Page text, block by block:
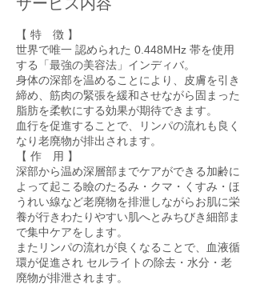
0
【 特 徴 】
世界で唯一 認められた 0.448MHz 帯を使用
する「最強の美容法」インディバ。
身体の深部を温めることにより、皮膚を引き
締め、筋肉の緊張を緩和させながら固まった
脂肪を柔軟にする効果が期待できます。
血行を促進することで、リンパの流れも良く
なり老廃物が排出されます。
【 作 用 】
深部から温め深層部までケアができる加齢に
よって起こる瞼のたるみ・クマ・くすみ・ほ
うれい線など老廃物を排泄しながらお肌に栄
養が行きわたりやすい肌へとみちびき細部ま
で集中ケアをします。
またリンパの流れが良くなることで、血液循
環が促進され セルライトの除去・水分・老
廃物が排泄されます。